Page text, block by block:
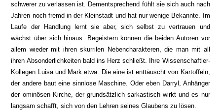
schwerer zu verlassen ist. Dementsprechend fühlt sie sich auch nach
Jahren noch fremd in der Kleinstadt und hat nur wenige Bekannte. Im
Laufe der Handlung lernt sie aber, sich selbst zu vertrauen und
wächst über sich hinaus. Begeistern können die beiden Autoren vor
allem wieder mit ihren skurrilen Nebencharakteren, die man mit all
ihren Absonderlichkeiten bald ins Herz schließt. Ihre Wissenschaftler-
Kollegen Luisa und Mark etwa: Die eine ist enttäuscht von Kartoffeln,
der andere baut eine sinnlose Maschine. Oder eben Darryl, Anhänger
der ominösen Kirche, der grundsätzlich sarkastisch wirkt und es nur
langsam schafft, sich von den Lehren seines Glaubens zu lösen.